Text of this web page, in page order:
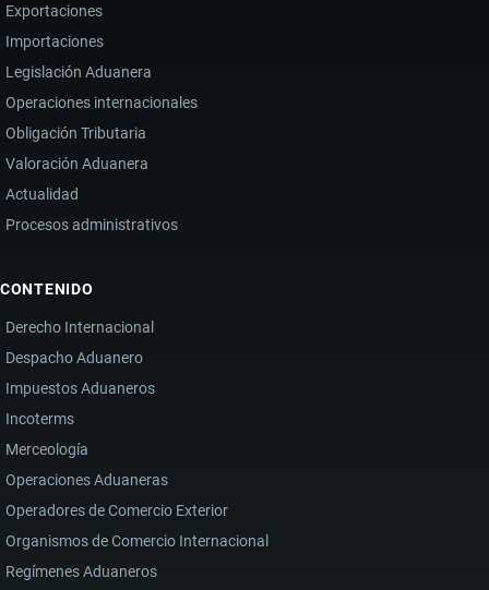
Exportaciones
Importaciones
Legislación Aduanera
Operaciones internacionales
Obligación Tributaria
Valoración Aduanera
Actualidad
Procesos administrativos
CONTENIDO
Derecho Internacional
Despacho Aduanero
Impuestos Aduaneros
Incoterms
Merceología
Operaciones Aduaneras
Operadores de Comercio Exterior
Organismos de Comercio Internacional
Regímenes Aduaneros